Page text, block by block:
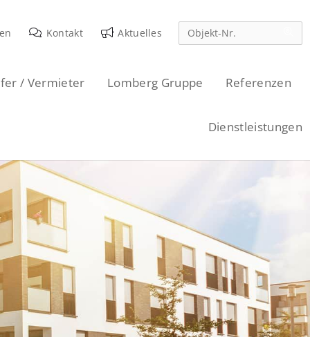
Kontakt Aktuelles
/ Vermieter Lomberg Gruppe Referenzen
Dienstleistungen